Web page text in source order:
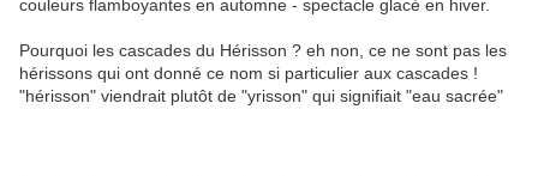
couleurs flamboyantes en automne - spectacle glacé en hiver.
Pourquoi les cascades du Hérisson ? eh non, ce ne sont pas les
hérissons qui ont donné ce nom si particulier aux cascades !
"hérisson" viendrait plutôt de "yrisson" qui signifiait "eau sacrée"